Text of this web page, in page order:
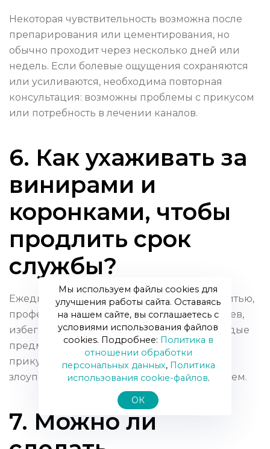
Некоторая чувствительность возможна после
препарирования или цементирования, но
обычно проходит через несколько дней или
недель. Если болевые ощущения сохраняются
или усиливаются, необходима повторная
консультация: возможны проблемы с прикусом
или потребность в лечении каналов.
6. Как ухаживать за
винирами и
коронками, чтобы
продлить срок
службы?
Ежедневная гигиена — чистка щёткой и нитью,
профессиональная чистка раз в 6–12 месяцев,
избегание опасных привычек (грызть твёрдые
предметы) и своевременная коррекция
прикуса. Используйте мягкие пасты, не
злоупотребляйте агрессивным отбеливанием.
7. Можно ли
Мы используем файлы cookies для
улучшения работы сайта. Оставаясь
на нашем сайте, вы соглашаетесь с
условиями использования файлов
cookies. Подробнее: Политика в
отношении обработки
персональных данных, Политика
использования сookie-файлов.
ОК